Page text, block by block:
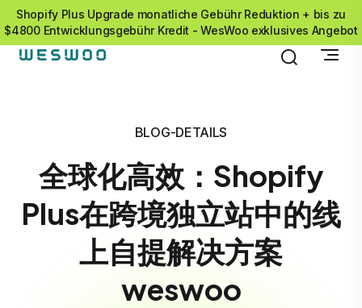
Shopify Plus Upgrade monatliche Gebühr Reduktion + bis zu
$4800 Entwicklungsgebühr Kredit - WesWoo exklusives Angebot
BLOG-DETAILS
全球化高效：Shopify
Plus在跨境独立站中的线
上自提解决方案
weswoo